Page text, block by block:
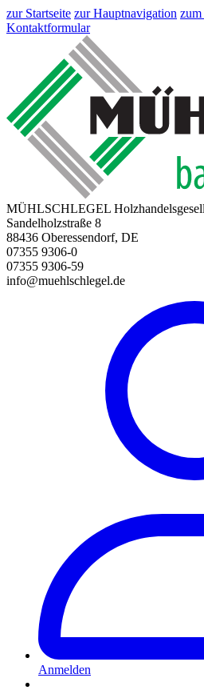
zur Startseite zur Hauptnavigation
Kontaktformular
MÜHLSCHLEGEL
Sandelholzstraße 8
88436 Oberessendorf, DE
07355 9306-0
07355 9306-59
info@muehlschlegel.de
Anmelden